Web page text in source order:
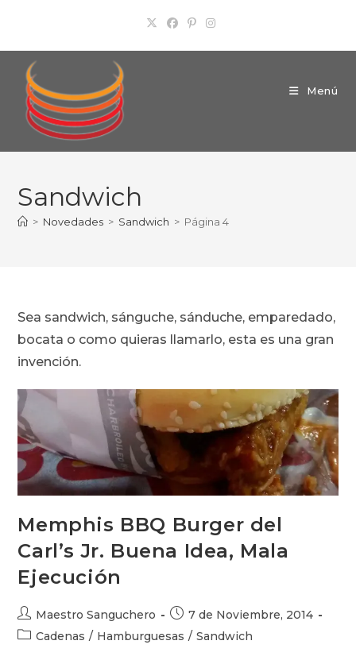
contenido
Menú
Sandwich
> Novedades > Sandwich > Página 4
Sea sandwich, sánguche, sánduche, emparedado,
bocata o como quieras llamarlo, esta es una gran
invención.
Memphis BBQ Burger del
Carl’s Jr. Buena Idea, Mala
Ejecución
Autor
de
Maestro Sanguchero
Publicación
7 de Noviembre, 2014
Categoría
Cadenas / Hamburguesas / Sandwich